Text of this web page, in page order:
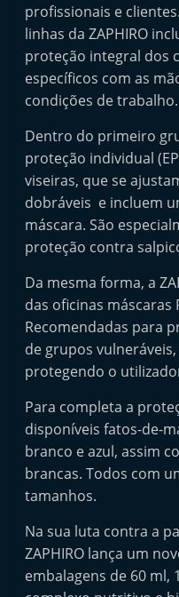
d
o
A
f
t
e
r
m
a
r
e
t
A
u
o
m
ó
v
l
e
m
profissionais e
linhas da ZAPHIRO
proteção integral dos
específicos com as
condições de trabalho.
Dentro do primeiro
proteção individual
viseiras, que se
dobráveis e incluem
máscara. São
proteção contra
Da mesma forma, a
das oficinas máscaras
Recomendadas para
de grupos
protegendo o
Para completa a
disponíveis fatos-de-
branco e azul, assim
brancas. Todos com
tamanhos.
Na sua luta contra a
ZAPHIRO lança um
embalagens de 60 ml,